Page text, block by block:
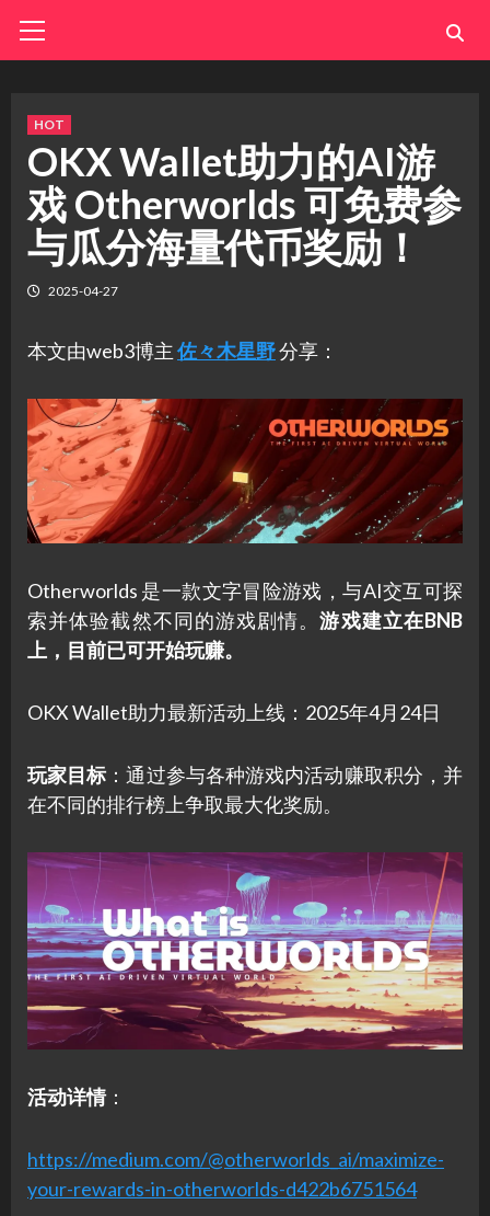
Menu
HOT
OKX Wallet助力的AI游
戏 Otherworlds 可免费参
与瓜分海量代币奖励！
2025-04-27
本文由web3博主佐々木星野分享：
Otherworlds 是一款文字冒险游戏，与AI交互可探
索并体验截然不同的游戏剧情。游戏建立在BNB
上，目前已可开始玩赚。
OKX Wallet助力最新活动上线：2025年4月24日
玩家目标：通过参与各种游戏内活动赚取积分，并
在不同的排行榜上争取最大化奖励。
活动详情：
https://medium.com/@otherworlds_ai/maximize-
your-rewards-in-otherworlds-d422b6751564